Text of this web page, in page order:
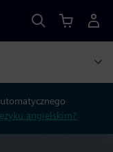
angielskim?